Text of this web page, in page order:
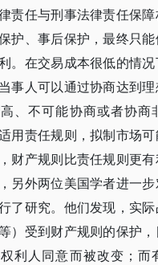
责任与刑事法律责任保
护、事后保护，最终只
。在交易成本很低的情
事人可以通过协商达到
、不可能协商或者协商
用责任规则，拟制市场可
财产规则比责任规则更
另外两位美国学者进一
了研究。他们发现，实
）受到财产规则的保护
利人同意而被改变；而